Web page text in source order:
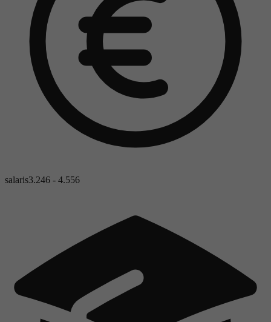
salaris3.246 - 4.556